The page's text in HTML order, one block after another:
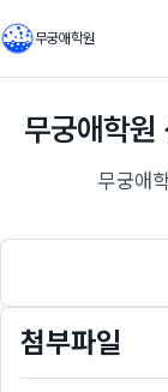
무궁애학원
무궁애학원
무궁애
첨부파일